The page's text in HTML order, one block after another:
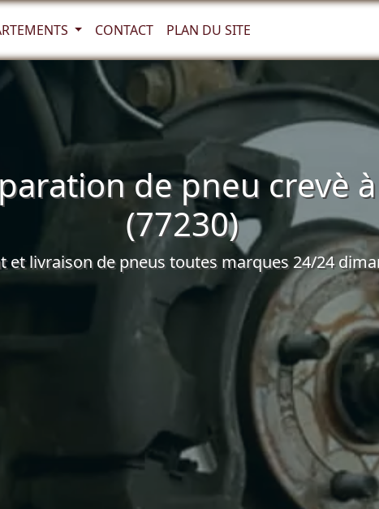
CONTACT PLAN DU SITE
de pneu crevè
(77230)
et livraison de pneus toutes marques 24/24